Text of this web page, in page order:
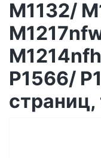
M1132/
P1566/